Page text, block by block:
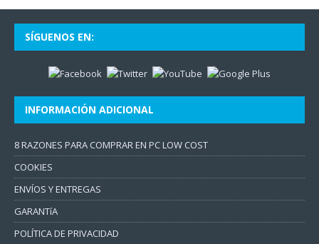
SÍGUENOS EN:
INFORMACIÓN ADICIONAL
8 RAZONES PARA COMPRAR EN PC LOW COST
COOKIES
ENVÍOS Y ENTREGAS
GARANTíA
POLÍTICA DE PRIVACIDAD